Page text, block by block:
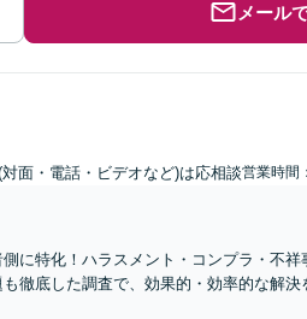
メール
面・電話・ビデオなど)は応相談営業時間
に特化！ハラスメント・コンプラ・不
徹底した調査で、効果的・効率的な解